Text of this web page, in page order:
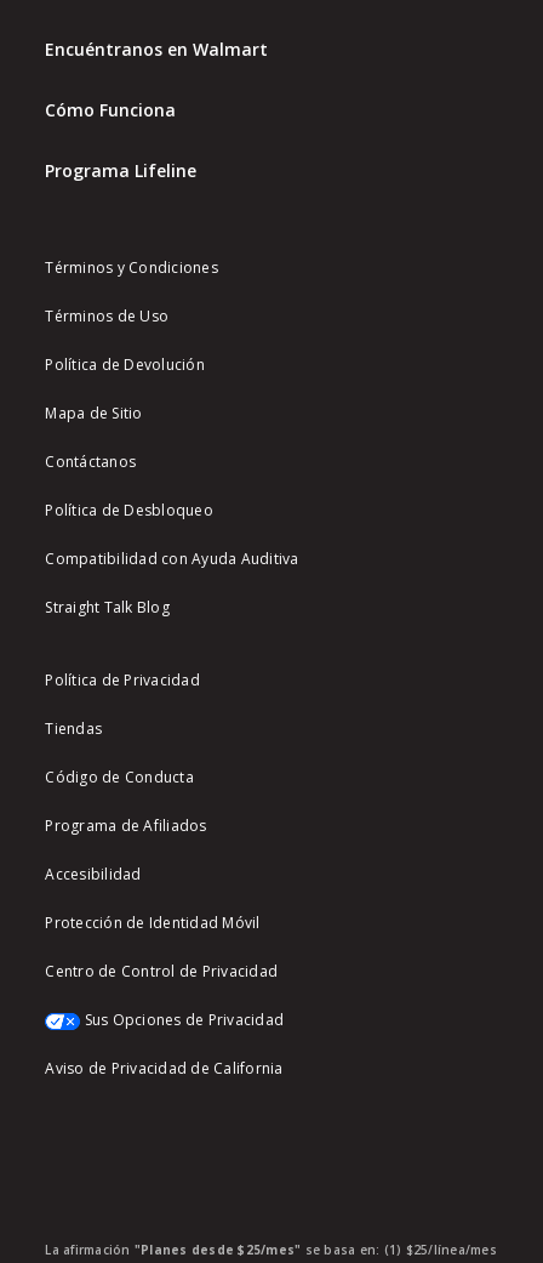
Encuéntranos en Walmart
Cómo Funciona
Programa Lifeline
Términos y Condiciones
Términos de Uso
Política de Devolución
Mapa de Sitio
Contáctanos
Política de Desbloqueo
Compatibilidad con Ayuda Auditiva
Straight Talk Blog
Política de Privacidad
Tiendas
Código de Conducta
Programa de Afiliados
Accesibilidad
Protección de Identidad Móvil
Centro de Control de Privacidad
Sus Opciones de Privacidad
Aviso de Privacidad de California
La afirmación "Planes desde $25/mes" se basa en: (1) $25/línea/mes